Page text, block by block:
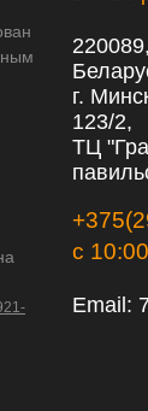
г.
123/2,
ТЦ
с
Email: